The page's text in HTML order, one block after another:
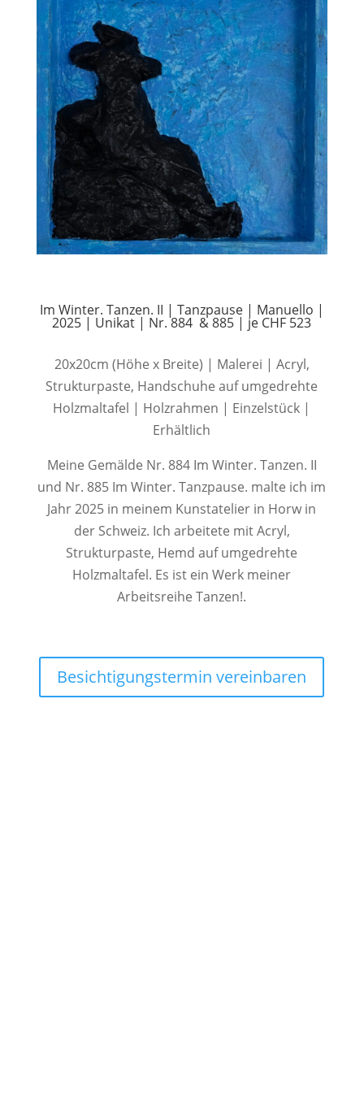
Im Winter. Tanzen. II | Tanzpause | Manuello |
2025 | Unikat | Nr. 884 & 885 | je CHF 523
20x20cm (Höhe x Breite) | Malerei | Acryl,
Strukturpaste, Handschuhe auf umgedrehte
Holzmaltafel | Holzrahmen | Einzelstück |
Erhältlich
Meine Gemälde Nr. 884 Im Winter. Tanzen. II
und Nr. 885 Im Winter. Tanzpause. malte ich im
Jahr 2025 in meinem Kunstatelier in Horw in
der Schweiz. Ich arbeitete mit Acryl,
Strukturpaste, Hemd auf umgedrehte
Holzmaltafel. Es ist ein Werk meiner
Arbeitsreihe Tanzen!.
Besichtigungstermin vereinbaren